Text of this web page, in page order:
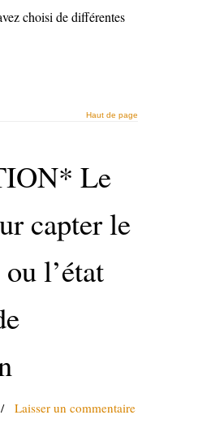
choisi de différentes
Haut de page
Le
capter le
l’état
/ Laisser un commentaire